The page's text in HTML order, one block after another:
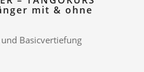
mit & ohne
Basicvertiefung